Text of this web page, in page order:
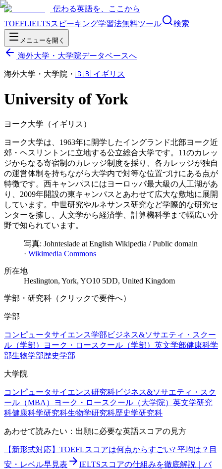
伝わる英語を、ここから
TOEFLIELTSスピーキング学習法無料ツール 検索
メニューを開く
海外大学・大学院データベースへ
海外大学・大学院 ・ 🇬🇧 イギリス
University of York
ヨーク大学（イギリス）
ヨーク大学は、1963年に開学したイングランド北部ヨーク近
郊・ヘスリントンに立地する公立総合大学です。11のカレッ
ジからなる寄宿制のカレッジ制度を採り、各カレッジが独自
の運営体制を持ちながら大学内で対等な位置づけにある点が
特徴です。西キャンパスにはヨーロッパ最大級の人工湖があ
り、2009年開設の東キャンパスとあわせて広大な敷地に展開
しています。中世研究やルネサンス研究など学際的な研究セ
ンターを擁し、人文学から経済学、計算機科学まで幅広い分
野で知られています。
写真: Johnteslade at English Wikipedia /Public domain
· Wikimedia Commons
所在地
Heslington, York, YO10 5DD, United Kingdom
学部・研究科（クリックで要件へ）
学部
コンピュータサイエンス学部 ビジネス&ソサエティ・スクー
ル（学部）
ヨーク・ロースクール（学部） 英文学部健康科学
部生物学部歴史学部
大学院
コンピュータサイエンス研究科ビジネス&ソサエティ・スク
ール（MBA）
ヨーク・ロースクール（大学院） 英文学研究
科健康科学研究科生物学研究科歴史学研究科
あわせて読みたい：出願に必要な英語スコアの見方
【新形式対応】TOEFLスコアは何点からすごい? 平均は？目
安・レベル早見表
IELTSスコアの仕組みを徹底解説｜バ